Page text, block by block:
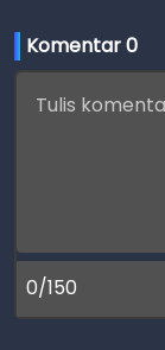
Komentar 0
0/150